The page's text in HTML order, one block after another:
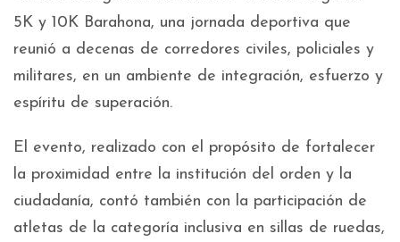
5K y 10K Barahona, una jornada deportiva que
reunió a decenas de corredores civiles, policiales y
militares, en un ambiente de integración, esfuerzo y
espíritu de superación.
El evento, realizado con el propósito de fortalecer
la proximidad entre la institución del orden y la
ciudadanía, contó también con la participación de
atletas de la categoría inclusiva en sillas de ruedas,